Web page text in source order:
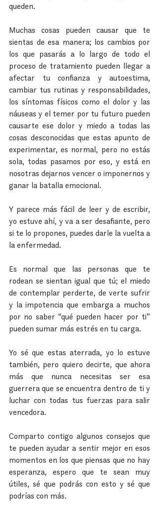
queden.
Muchas cosas pueden causar que te
sientas de esa manera; los cambios por
los que pasarás a lo largo de todo el
proceso de tratamiento pueden llegar a
afectar tu confianza y autoestima,
cambiar tus rutinas y responsabilidades,
los síntomas físicos como el dolor y las
náuseas y el temer por tu futuro pueden
causarte ese dolor y miedo a todas las
cosas desconocidas que estas apunto de
experimentar, es normal, pero no estás
sola, todas pasamos por eso, y está en
nosotras dejarnos vencer o imponernos y
ganar la batalla emocional.
Y parece más fácil de leer y de escribir,
yo estuve ahí, y va a ser desafiante, pero
si te lo propones, puedes darle la vuelta a
la enfermedad.
Es normal que las personas que te
rodean se sientan igual que tú; el miedo
de contemplar perderte, de verte sufrir
y la impotencia que embarga a muchos
por no saber “qué pueden hacer por ti”
pueden sumar más estrés en tu carga.
Yo sé que estas aterrada, yo lo estuve
también, pero quiero decirte, que ahora
más que nunca necesitas ser esa
guerrera que se encuentra dentro de ti y
luchar con todas tus fuerzas para salir
vencedora.
Comparto contigo algunos consejos que
te pueden ayudar a sentir mejor en esos
momentos en los que piensas que no hay
esperanza, espero que te sean muy
útiles, sé que podrás con esto y sé que
podrías con más.